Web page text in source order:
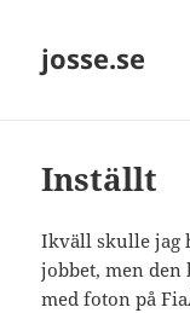
josse.se
Inställt
Ikväll skulle jag
jobbet, men
med foton på